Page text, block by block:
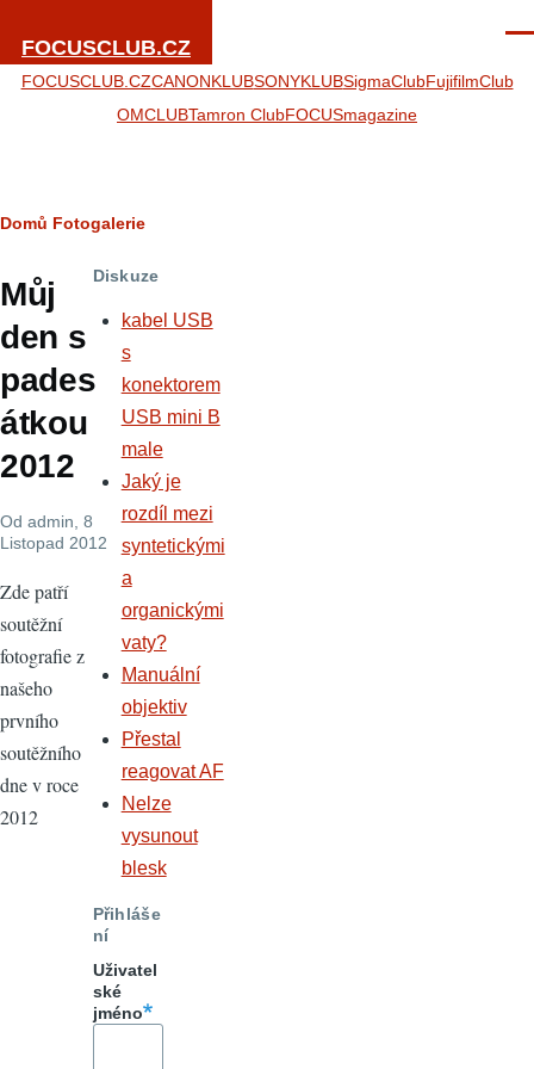
FOCUSCLUB.CZ
FOCUSCLUB.CZCANONKLUBSONYKLUBSigmaClubFujifilmClub
OMCLUBTamron ClubFOCUSmagazine
Drobečková
navigace
Domů Fotogalerie
Můj
den s
pades
átkou
2012
Od admin , 8
Listopad 2012
Zde patří
soutěžní
fotografie z
našeho
prvního
soutěžního
dne v roce
2012
Diskuze
kabel USB
s
konektorem
USB mini B
male
Jaký je
rozdíl mezi
syntetickými
a
organickými
vaty?
Manuální
objektiv
Přestal
reagovat AF
Nelze
vysunout
blesk
Přihláše
ní
Uživatel
ské
jméno